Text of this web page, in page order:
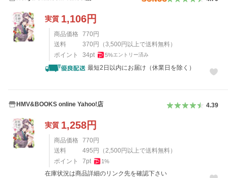
実質 1,106円
商品価格 770 円
送料
370 円 （3,500 円以上で送料無料）
ポイント
34pt 5%エントリー済み
最短2日以内にお届け（休業日を除く）
HMV&BOOKS online Yahoo!店 4.39
実質 1,258円
商品価格 770 円
送料
495 円 （2,500 円以上で送料無料）
ポイント
7pt 1%
在庫状況は商品詳細のリンク先を確認下さい